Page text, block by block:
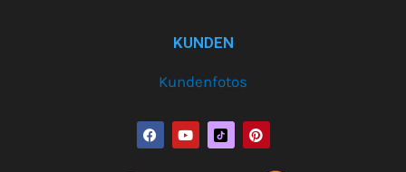
KUNDEN
Kundenfotos
F
a
c
Y
o
u
P
i
n